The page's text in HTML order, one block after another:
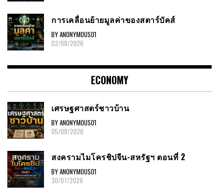
การเคลื่อนย้ายมูลค่าของสตาร์บัคส์
BY ANONYMOUS01
02/08/2026
ECONOMY
เศรษฐศาสตร์ชาวบ้าน
BY ANONYMOUS01
05/08/2026
สงครามไมโครชิปจีน-สหรัฐฯ ตอนที่ 2
BY ANONYMOUS01
30/07/2026